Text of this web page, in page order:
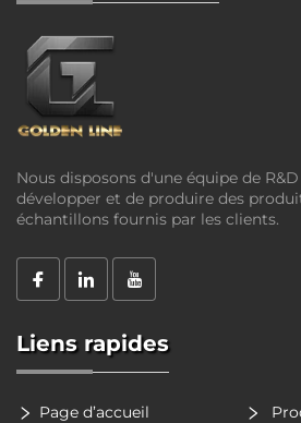
Nous disposons d'une équipe de
développer et de produire des
échantillons fournis par les clients.
Liens rapides
Page d’accueil